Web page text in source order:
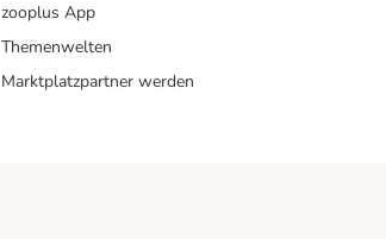
zooplus App
Themenwelten
Marktplatzpartner werden